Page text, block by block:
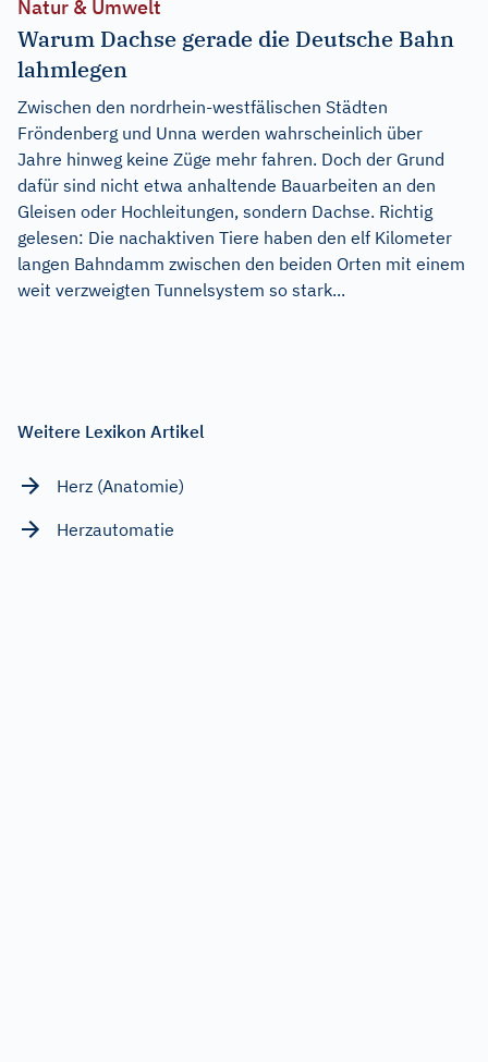
Natur & Umwelt
Warum Dachse gerade die Deutsche Bahn
lahmlegen
Zwischen den nordrhein-westfälischen Städten
Fröndenberg und Unna werden wahrscheinlich über
Jahre hinweg keine Züge mehr fahren. Doch der Grund
dafür sind nicht etwa anhaltende Bauarbeiten an den
Gleisen oder Hochleitungen, sondern Dachse. Richtig
gelesen: Die nachaktiven Tiere haben den elf Kilometer
langen Bahndamm zwischen den beiden Orten mit einem
weit verzweigten Tunnelsystem so stark...
Weitere Lexikon Artikel
Herz (Anatomie)
Herzautomatie